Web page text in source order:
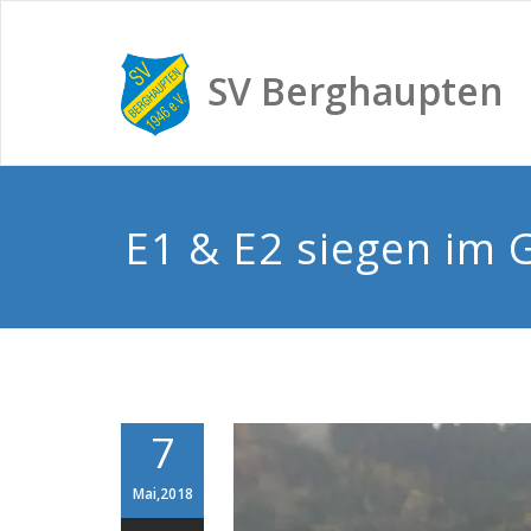
SV Berghaupten
E1 & E2 siegen im
7
Mai,2018